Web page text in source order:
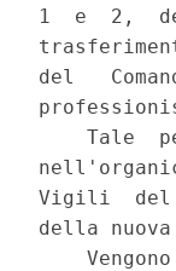
1  e  2,
del
Tale
Vigili  del
della